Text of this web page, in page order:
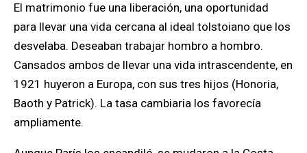
El matrimonio fue una liberación, una oportunidad
para llevar una vida cercana al ideal tolstoiano que los
desvelaba. Deseaban trabajar hombro a hombro.
Cansados ambos de llevar una vida intrascendente, en
1921 huyeron a Europa, con sus tres hijos (Honoria,
Baoth y Patrick). La tasa cambiaria los favorecía
ampliamente.